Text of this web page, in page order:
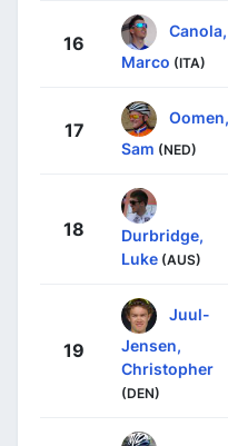
16
Canola,
Marco (ITA)
17
Oomen,
Sam (NED)
18
Durbridge,
Luke (AUS)
19
Juul-
Jensen,
Christopher
(DEN)